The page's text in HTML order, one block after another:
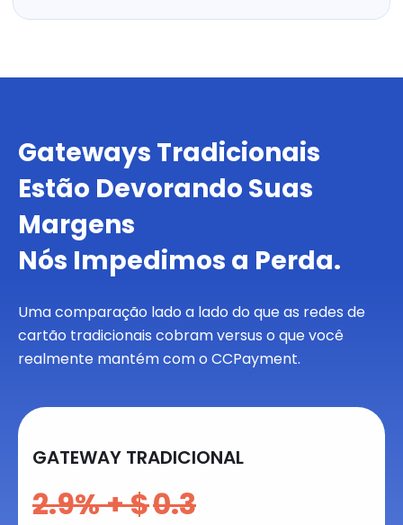
Gateways Tradicionais
Estão Devorando Suas
Margens
Nós Impedimos a Perda.
Uma comparação lado a lado do que as redes de
cartão tradicionais cobram versus o que você
realmente mantém com o CCPayment.
GATEWAY TRADICIONAL
2.9% + $0.3